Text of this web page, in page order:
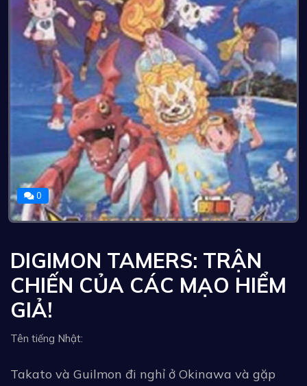
0
DIGIMON TAMERS: TRẬN
CHIẾN CỦA CÁC MẠO HIỂM
GIẢ!
Tên tiếng Nhật:
Takato và Guilmon đi nghỉ ở Okinawa và gặp